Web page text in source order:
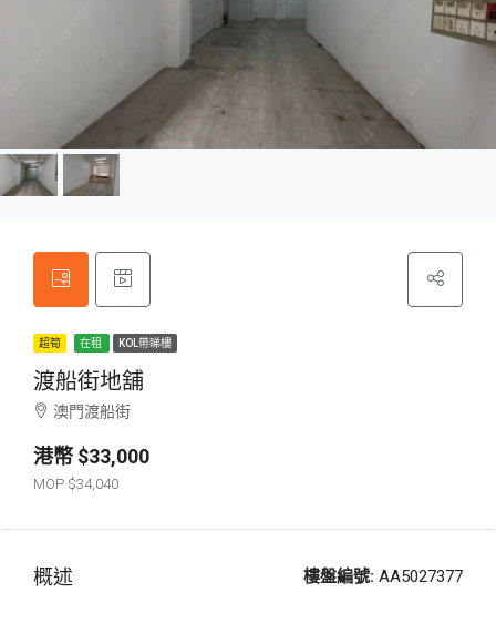
超筍 在租 KOL帶睇樓
渡船街地舖
澳門渡船街
$33,000
$34,040
概述 樓盤編號: AA5027377